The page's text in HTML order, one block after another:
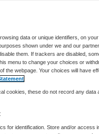
2025 ingestemd met
jeugdzorg.
(JA)
(NZa).
2026 in.
data or unique identifiers, on your
shown under we and our
them. If trackers are disabled,
menu to change your choices or
the webpage. Your choices will have
cookies, these do not record any data
for identification. Store and/or access